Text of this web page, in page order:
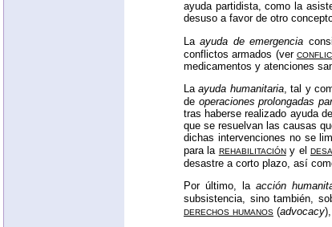
ayuda partidista, como la
desuso a favor de otro
Laayuda de emergencia
conflictos armados (ver
medicamentos y atenciones
Laayuda humanitaria, tal y
de operaciones prolongadas
tras haberse realizado ayuda
que se resuelvan las causas
dichas intervenciones no se
para la rehabilitacióny el
desastre a corto plazo, así
Por último, la acción
subsistencia, sino también,
derechos humanos (advocacy